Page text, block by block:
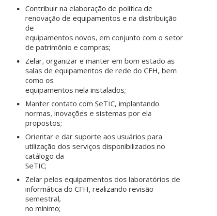
Contribuir na elaboração de política de
renovação de equipamentos e na distribuição
de
equipamentos novos, em conjunto com o setor
de patrimônio e compras;
Zelar, organizar e manter em bom estado as
salas de equipamentos de rede do CFH, bem
como os
equipamentos nela instalados;
Manter contato com SeTIC, implantando
normas, inovações e sistemas por ela
propostos;
Orientar e dar suporte aos usuários para
utilização dos serviços disponibilizados no
catálogo da
SeTIC;
Zelar pelos equipamentos dos laboratórios de
informática do CFH, realizando revisão
semestral,
no mínimo;